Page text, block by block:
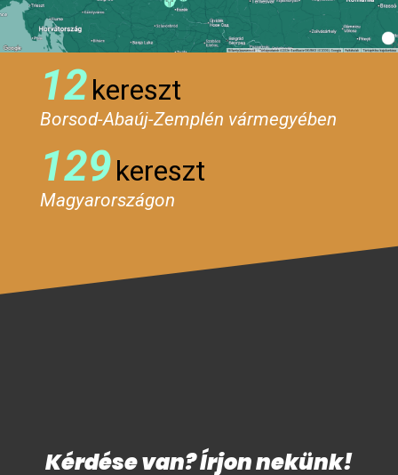
12kereszt
Borsod-Abaúj-Zemplén vármegyében
129kereszt
Magyarországon
Kérdése van? Írjon nekünk!